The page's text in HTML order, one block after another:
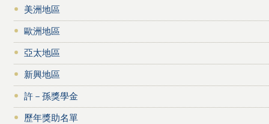
美洲地區
歐洲地區
亞太地區
新興地區
許－孫獎學金
歷年獎助名單